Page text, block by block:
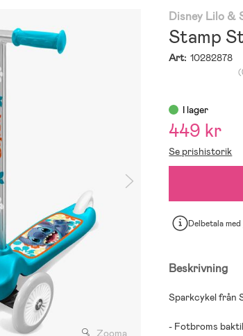
Zooma
Disney Lilo &
Stamp
Art: 10282878
I lager
449 kr
Se prishistorik
Delbetalamed
Beskrivning
Sparkcykel från
- Fotbroms